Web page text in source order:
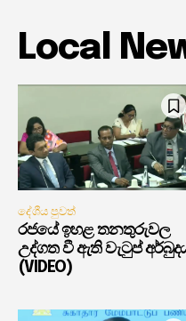
Local
දේශීය පුවත්
රජයේ ඉහළ තනතුරුවල
උද්ගත වී ඇති වැටුප්
(VIDEO)